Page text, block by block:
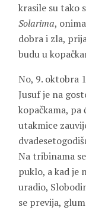
krasile su tako
Solarima,
dobra i zla,
budu u
No, 9. oktobra
Jusuf je na
kopačkama,
utakmice
Na tribinama
puklo, a kad je
uradio,
se previja,